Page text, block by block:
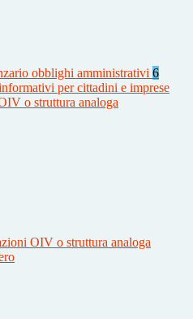
obblighi amministrativi 6
per cittadini e imprese
o struttura analoga
OIV o struttura analoga